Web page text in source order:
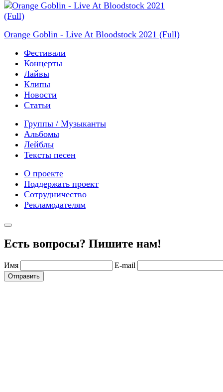
Orange Goblin - Live At Bloodstock 2021 (Full)
Фестивали
Концерты
Лайвы
Клипы
Новости
Статьи
Группы / Музыканты
Альбомы
Лейблы
Тексты песен
О проекте
Поддержать проект
Сотрудничество
Рекламодателям
Есть вопросы? Пишите нам!
Имя E-mail